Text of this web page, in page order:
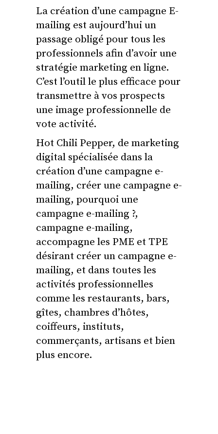
La création d’une campagne E-
mailing est aujourd’hui un
passage obligé pour tous les
professionnels afin d’avoir une
stratégie marketing en ligne.
C’est l’outil le plus efficace pour
transmettre à vos prospects
une image professionnelle de
vote activité.
Hot Chili Pepper, de marketing
digital spécialisée dans la
création d’une campagne e-
mailing, créer une campagne e-
mailing, pourquoi une
campagne e-mailing ?,
campagne e-mailing,
accompagne les PME et TPE
désirant créer un campagne e-
mailing, et dans toutes les
activités professionnelles
comme les restaurants, bars,
gîtes, chambres d’hôtes,
coiffeurs, instituts,
commerçants, artisans et bien
plus encore.